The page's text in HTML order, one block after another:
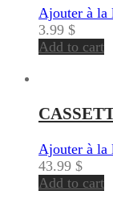
Ajouter à la
3.99 $
Add to cart
Ajouter à la
43.99 $
Add to cart